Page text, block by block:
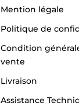
Mention légale
Politique de
Condition
vente
Livraison
Assistance